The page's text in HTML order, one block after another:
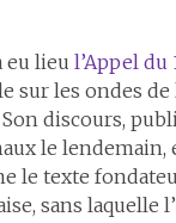
eu lieu l’Appel du
sur les ondes de
discours,
le lendemain,
le texte
sans laquelle